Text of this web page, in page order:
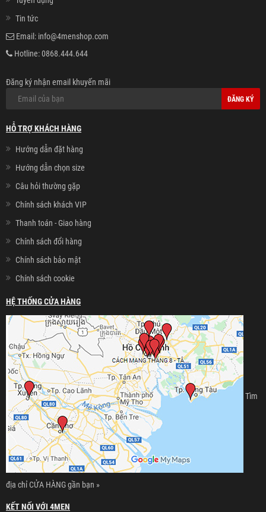
Tin tức
Email: info@4menshop.com
Hotline:0868.444.644
Đăng ký nhận email khuyến mãi
ĐĂNG KÝ
HỖ TRỢ KHÁCH HÀNG
Hướng dẫn đặt hàng
Hướng dẫn chọn size
Câu hỏi thường gặp
Chính sách khách VIP
Thanh toán - Giao hàng
Chính sách đổi hàng
Chính sách bảo mật
Chính sách cookie
HỆ THỐNG CỬA HÀNG
Tìm
địa chỉ CỬA HÀNG gần bạn »
KẾT NỐI VỚI 4MEN